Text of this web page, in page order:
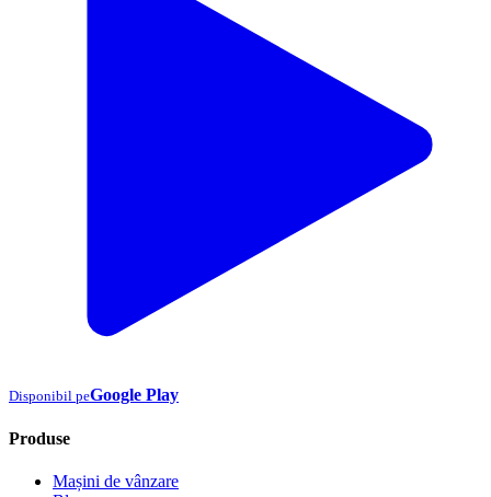
Disponibil peGoogle Play
Produse
Mașini de vânzare